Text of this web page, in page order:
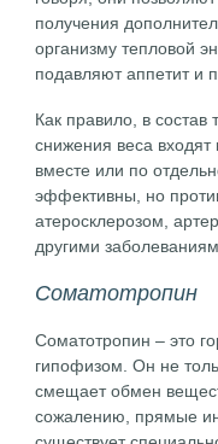
получения
организму тепловой
подавляют аппетит и
Как правило, в состав
снижения веса
вместе или по
эффективны, но
атеросклерозом,
другими
Соматотропин
Соматотропин – это
гипофизом. Он не
смещает обмен
сожалению, прямые